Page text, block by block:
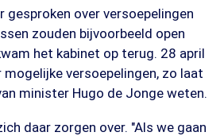
gesproken over versoepelingen
zouden bijvoorbeeld open
het kabinet op terug. 28 april
versoepelingen, zo laat
minister Hugo de Jonge weten.
daar zorgen over. "Als we gaan